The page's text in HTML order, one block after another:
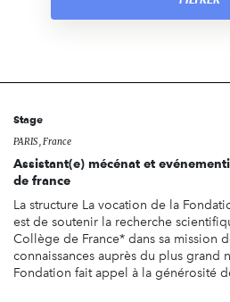
Stage
PARIS , France
Assistant(e) mécénat et
de france
La structure La vocation de la
est de soutenir la recherche
Collège de France* dans sa mission
connaissances auprès du plus grand
Fondation fait appel à la générosité